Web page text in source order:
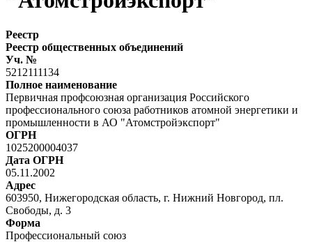
Реестр
Реестр общественных объединений
Уч. №
5212111134
Полное наименование
Первичная профсоюзная организация Российского
профессионального союза работников атомной энергетики и
промышленности в АО "Атомстройэкспорт"
ОГРН
1025200004037
Дата ОГРН
05.11.2002
Адрес
603950, Нижегородская область, г. Нижний Новгород, пл.
Свободы, д. 3
Форма
Профессиональный союз